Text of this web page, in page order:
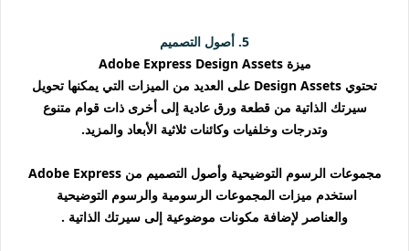
5. أصول التصميم
ميزة Adobe Express Design Assets
تحتوي Design Assets على العديد من الميزات التي يمكنها تحويل
سيرتك الذاتية من قطعة ورق عادية إلى أخرى ذات قوام متنوع
وتدرجات وخلفيات وكائنات ثلاثية الأبعاد والمزيد.
مجموعات الرسوم التوضيحية وأصول التصميم من Adobe Express
استخدم ميزات المجموعات الرسومية والرسوم التوضيحية
والعناصر لإضافة مكونات موضوعية إلى سيرتك الذاتية .